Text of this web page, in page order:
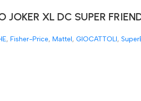
JOKER XL DC SUPER
, Fisher-Price, Mattel, GIOCATTOLI,